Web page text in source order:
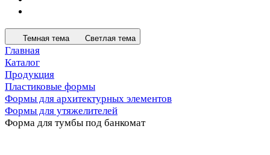
Темная тема Светлая тема
Главная
Каталог
Продукция
Пластиковые формы
Формы для архитектурных элементов
Формы для утяжелителей
Форма для тумбы под банкомат